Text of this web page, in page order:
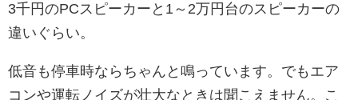
3千円のPCスピーカーと1～2万円台のスピーカーの
違いぐらい。
低音も停車時ならちゃんと鳴っています。でもエア
コンや運転ノイズが壮大なときは聞こえません。こ